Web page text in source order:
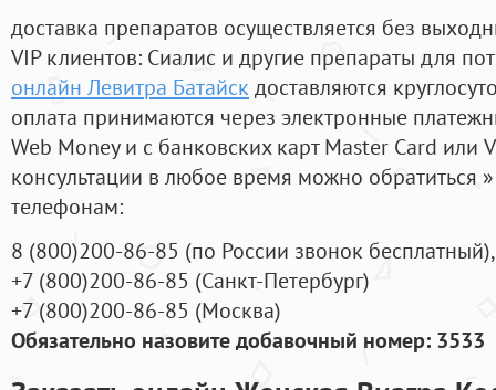
доставка препаратов осуществляется без
VIP клиентов: Сиалис и другие препараты для
онлайн Левитра Батайск доставляются
оплата принимаются через электронные
Web Money и с банковских карт Master Card или
консультации в любое время можно обратиться
телефонам:
8 (800)200-86-85 (по России звонок бесплатный),
+7 (800)200-86-85 (Санкт-Петербург)
+7 (800)200-86-85 (Москва)
Обязательно назовите добавочный номер: 3533